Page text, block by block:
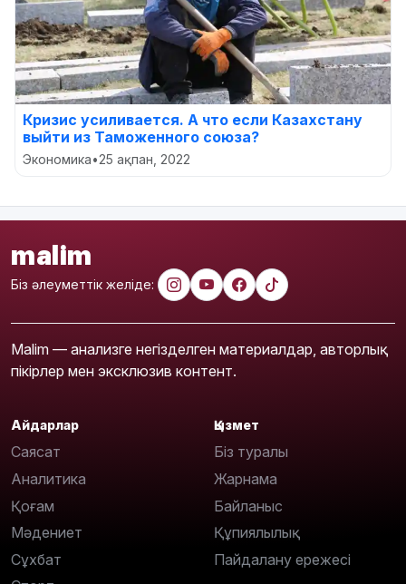
Кризис усиливается. А что если Казахстану
выйти из Таможенного союза?
Экономика•25 ақпан, 2022
malim
Біз әлеуметтік желіде:
Malim — анализге негізделген материалдар, авторлық
пікірлер мен эксклюзив контент.
Айдарлар
Саясат
Аналитика
Қоғам
Мәдениет
Сұхбат
Қызмет
Біз туралы
Жарнама
Байланыс
Құпиялылық
Пайдалану ережесі